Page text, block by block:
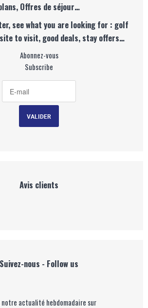
Offres de séjour…
see what you are looking for : golf
to visit, good deals, stay offers…
Abonnez-vous
Subscribe
Avis clients
Suivez-nous - Follow us
notre actualité hebdomadaire sur